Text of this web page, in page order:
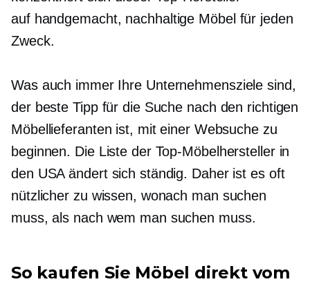
auf handgemacht, nachhaltige Möbel für jeden
Zweck.
Was auch immer Ihre Unternehmensziele sind,
der beste Tipp für die Suche nach den richtigen
Möbellieferanten ist, mit einer Websuche zu
beginnen. Die Liste der Top-Möbelhersteller in
den USA ändert sich ständig. Daher ist es oft
nützlicher zu wissen, wonach man suchen
muss, als nach wem man suchen muss.
So kaufen Sie Möbel direkt vom